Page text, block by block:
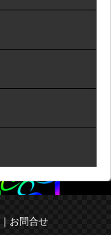
｜ お問合せ